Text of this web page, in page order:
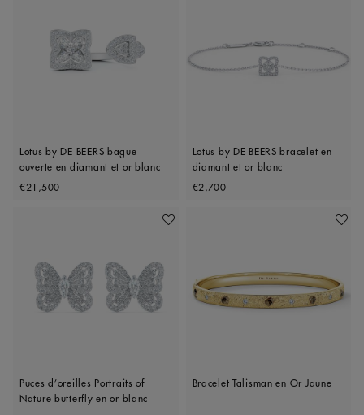
Lotus by DE BEERS bague
ouverte en diamant et or blanc
Original price
€21,500
Lotus by DE BEERS bracelet en
diamant et or blanc
Original price
€2,700
Ajouter À Ma Wishlist
Puces d’oreilles Portraits of
Nature butterfly en or blanc
Bracelet Talisman en Or Jaune